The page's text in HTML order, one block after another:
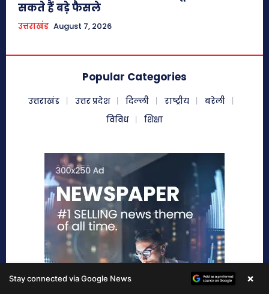
Stay connected via Google News ×